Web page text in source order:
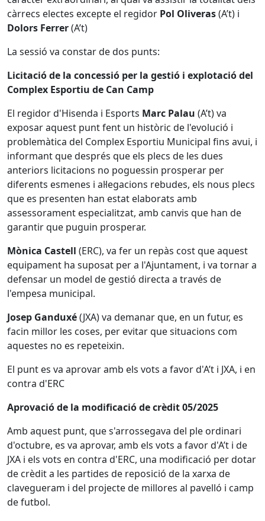
càrrecs electes excepte el regidor Pol Oliveras(A’t) i
Dolors Ferrer(A’t)
La sessió va constar de dos punts:
Licitació de la concessió per la gestió i explotació del
Complex Esportiu de Can Camp
El regidor d'Hisenda i Esports Marc Palau (A’t) va
exposar aquest punt fent un històric de l'evolució i
problemàtica del Complex Esportiu Municipal fins avui, i
informant que després que els plecs de les dues
anteriors licitacions no poguessin prosperar per
diferents esmenes i al·legacions rebudes, els nous plecs
que es presenten han estat elaborats amb
assessorament especialitzat, amb canvis que han de
garantir que puguin prosperar.
Mònica Castell (ERC), va fer un repàs cost que aquest
equipament ha suposat per a l'Ajuntament, i va tornar a
defensar un model de gestió directa a través de
l'empesa municipal.
Josep Ganduxé(JXA) va demanar que, en un futur, es
facin millor les coses, per evitar que situacions com
aquestes no es repeteixin.
El punt es va aprovar amb els vots a favor d'A’t i JXA, i en
contra d'ERC
Aprovació de la modificació de crèdit 05/2025
Amb aquest punt, que s'arrossegava del ple ordinari
d'octubre, es va aprovar, amb els vots a favor d'A’t i de
JXA i els vots en contra d'ERC, una modificació per dotar
de crèdit a les partides de reposició de la xarxa de
clavegueram i del projecte de millores al pavelló i camp
de futbol.